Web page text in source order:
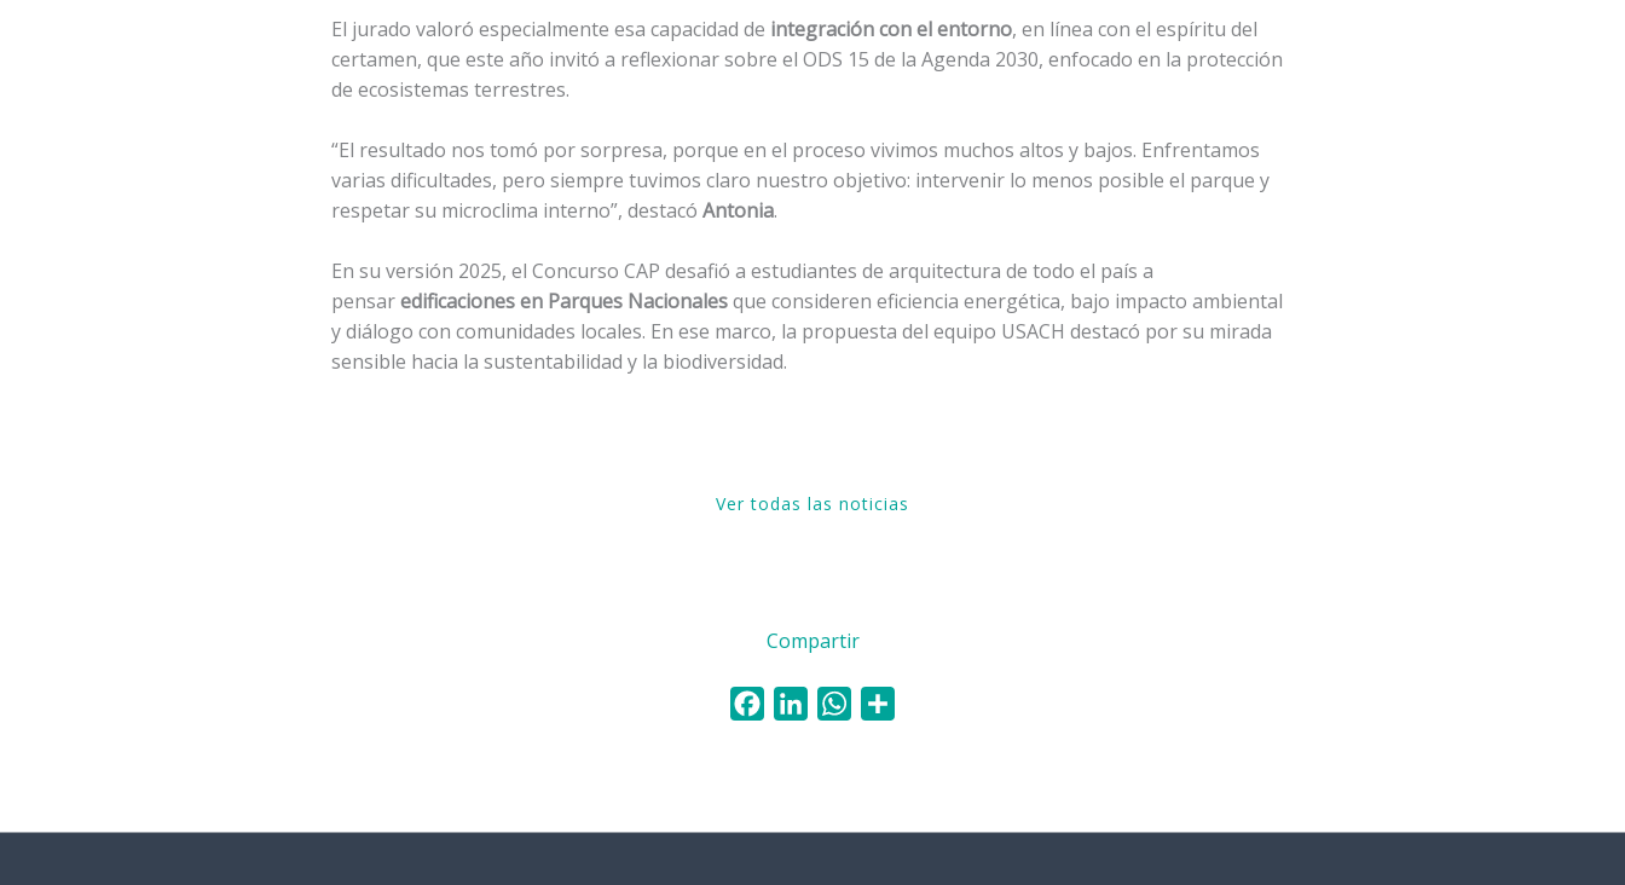
El jurado valoró especialmente esa capacidad de integración con el entorno, en línea con el espíritu del
certamen, que este año invitó a reflexionar sobre el ODS 15 de la Agenda 2030, enfocado en la protección
de ecosistemas terrestres.
“El resultado nos tomó por sorpresa, porque en el proceso vivimos muchos altos y bajos. Enfrentamos
varias dificultades, pero siempre tuvimos claro nuestro objetivo: intervenir lo menos posible el parque y
respetar su microclima interno”, destacó Antonia.
En su versión 2025, el Concurso CAP desafió a estudiantes de arquitectura de todo el país a
pensaredificaciones en Parques Nacionalesque consideren eficiencia energética, bajo impacto ambiental
y diálogo con comunidades locales. En ese marco, la propuesta del equipo USACH destacó por su mirada
sensible hacia la sustentabilidad y la biodiversidad.
Ver todas las noticias
Compartir
b
e
W
s
a